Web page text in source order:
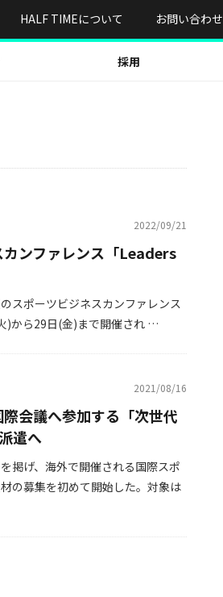
HALF TIMEについて お問い合わせ
採用
2022/09/21
ンファレンス「Leaders
スポーツビジネスカンファレンス
)から29日(金)まで開催され …
2021/08/16
会議へ参加する「次世代
遣へ
掲げ、海外で開催される国際スポ
の募集を初めて開始した。対象は